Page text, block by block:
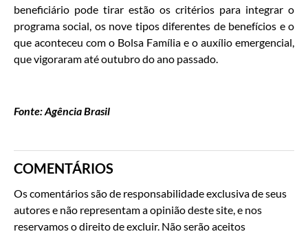
beneficiário pode tirar estão os critérios para integrar o
programa social, os nove tipos diferentes de benefícios e o
que aconteceu com o Bolsa Família e o auxílio emergencial,
que vigoraram até outubro do ano passado.
Fonte: Agência Brasil
COMENTÁRIOS
Os comentários são de responsabilidade exclusiva de seus
autores e não representam a opinião deste site, e nos
reservamos o direito de excluir. Não serão aceitos